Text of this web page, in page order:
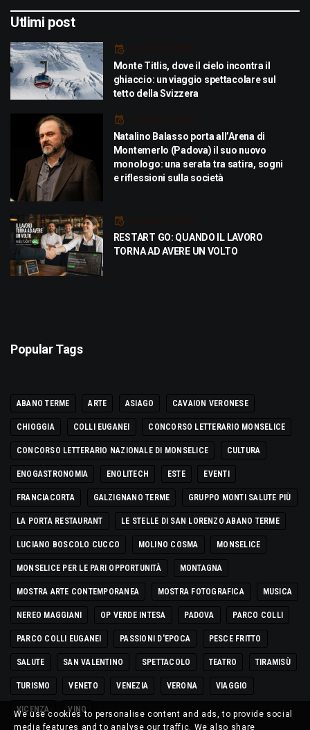
Utlimi post
Luglio 29, 2026
Monte Titlis, dove il cielo incontra il
ghiaccio: un viaggio spettacolare sul
tetto della Svizzera
Luglio 21, 2026
Natalino Balasso porta all’Arena di
Montemerlo (Padova) il suo nuovo
monologo: una serata tra satira, sogni
e riflessioni sulla società
Luglio 21, 2026
RESTART GO: QUANDO IL LAVORO
TORNA AD AVERE UN VOLTO
Popular Tags
ABANO TERME ARTE ASIAGO CAVAION VERONESE
CHIOGGIA COLLI EUGANEI CONCORSO LETTERARIO MONSELICE
CONCORSO LETTERARIO NAZIONALE DI MONSELICE CULTURA
ENOGASTRONOMIA ENOLITECH ESTE EVENTI
FRANCIACORTA GALZIGNANO TERME GRUPPO MONTI SALUTE PIÙ
LA PORTA RESTAURANT LE STELLE DI SAN LORENZO ABANO TERME
LUCIANO BOSCOLO CUCCO MOLINO COSMA MONSELICE
MONSELICE PER LE PARI OPPORTUNITÀ MONTAGNA
MOSTRA ARTE CONTEMPORANEA MOSTRA FOTOGRAFICA MUSICA
NEREO MAGGIANI OP VERDE INTESA PADOVA PARCO COLLI
PARCO COLLI EUGANEI PASSIONI D'EPOCA PESCE FRITTO
SALUTE SAN VALENTINO SPETTACOLO TEATRO TIRAMISÙ
TURISMO VENETO VENEZIA VERONA VIAGGIO
VICENZA VINO
We use cookies to personalise content and ads, to provide social
media features and to analyse our traffic. We also share